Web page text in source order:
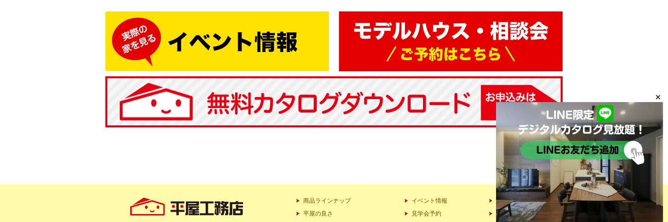
商品ラインナップ
平屋の良さ
イベント情報
見学会予約
会社情報
スタッフ紹介